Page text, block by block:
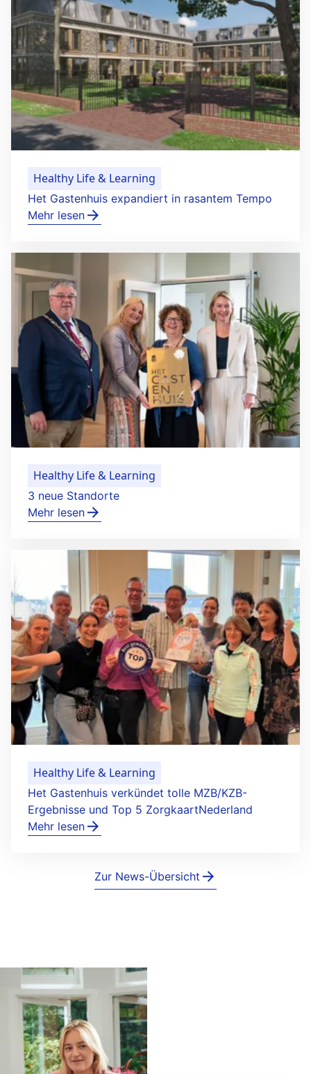
Healthy Life & Learning
Het Gastenhuis expandiert in rasantem Tempo
Mehr lesen
Healthy Life & Learning
3 neue Standorte
Mehr lesen
Healthy Life & Learning
Het Gastenhuis verkündet tolle MZB/KZB-
Ergebnisse und Top 5 ZorgkaartNederland
Mehr lesen
Zur News-Übersicht